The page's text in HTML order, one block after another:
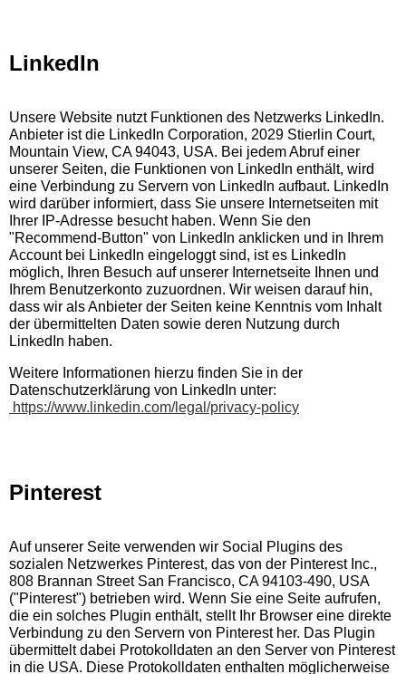
LinkedIn
Unsere Website nutzt Funktionen des Netzwerks LinkedIn.
Anbieter ist die LinkedIn Corporation, 2029 Stierlin Court,
Mountain View, CA 94043, USA. Bei jedem Abruf einer
unserer Seiten, die Funktionen von LinkedIn enthält, wird
eine Verbindung zu Servern von LinkedIn aufbaut. LinkedIn
wird darüber informiert, dass Sie unsere Internetseiten mit
Ihrer IP-Adresse besucht haben. Wenn Sie den
"Recommend-Button" von LinkedIn anklicken und in Ihrem
Account bei LinkedIn eingeloggt sind, ist es LinkedIn
möglich, Ihren Besuch auf unserer Internetseite Ihnen und
Ihrem Benutzerkonto zuzuordnen. Wir weisen darauf hin,
dass wir als Anbieter der Seiten keine Kenntnis vom Inhalt
der übermittelten Daten sowie deren Nutzung durch
LinkedIn haben.
Weitere Informationen hierzu finden Sie in der
Datenschutzerklärung von LinkedIn unter:
https://www.linkedin.com/legal/privacy-policy
Pinterest
Auf unserer Seite verwenden wir Social Plugins des
sozialen Netzwerkes Pinterest, das von der Pinterest Inc.,
808 Brannan Street San Francisco, CA 94103-490, USA
("Pinterest") betrieben wird. Wenn Sie eine Seite aufrufen,
die ein solches Plugin enthält, stellt Ihr Browser eine direkte
Verbindung zu den Servern von Pinterest her. Das Plugin
übermittelt dabei Protokolldaten an den Server von Pinterest
in die USA. Diese Protokolldaten enthalten möglicherweise